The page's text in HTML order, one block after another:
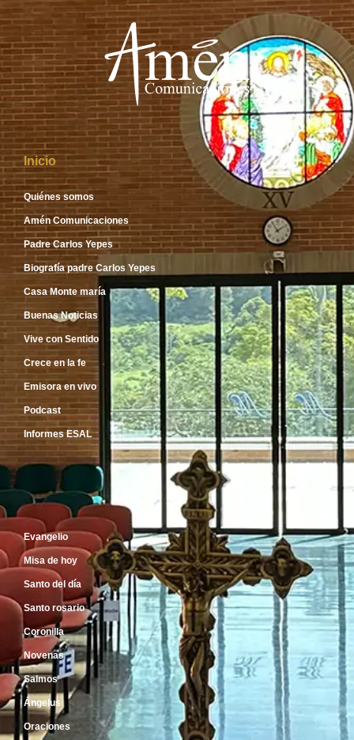
Inicio
Quiénes somos
Amén Comunicaciones
Padre Carlos Yepes
Biografía padre Carlos Yepes
Casa Monte maría
Buenas Noticias
Vive con Sentido
Crece en la fe
Emisora en vivo
Podcast
Informes ESAL
Inicio
Evangelio
Misa de hoy
Santo del día
Santo rosario
Coronilla
Novenas
Salmos
Ángelus
Oraciones